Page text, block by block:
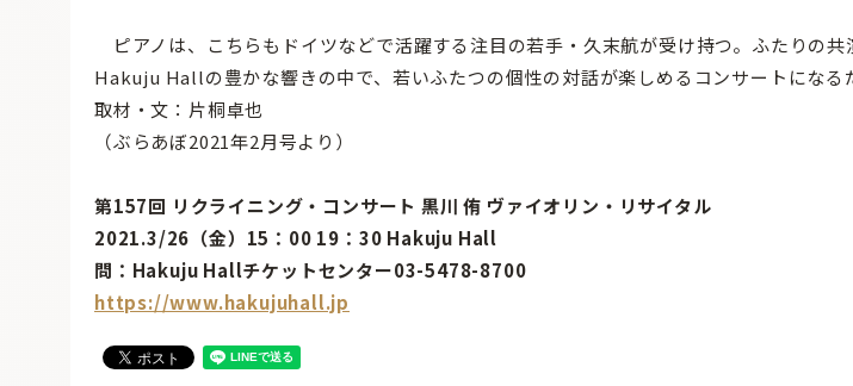
ピアノは、こちらもドイツなどで活躍する注目の若手・久末航が受け持つ。ふたりの共
Hakuju Hallの豊かな響きの中で、若いふたつの個性の対話が楽しめるコンサートになる
取材・文：片桐卓也
（ぶらあぼ2021年2月号より）
第157回 リクライニング・コンサート 黒川 侑 ヴァイオリン・リサイタル
2021.3/26（金）15：00 19：30 Hakuju Hall
問：Hakuju Hallチケットセンター03-5478-8700
https://www.hakujuhall.jp